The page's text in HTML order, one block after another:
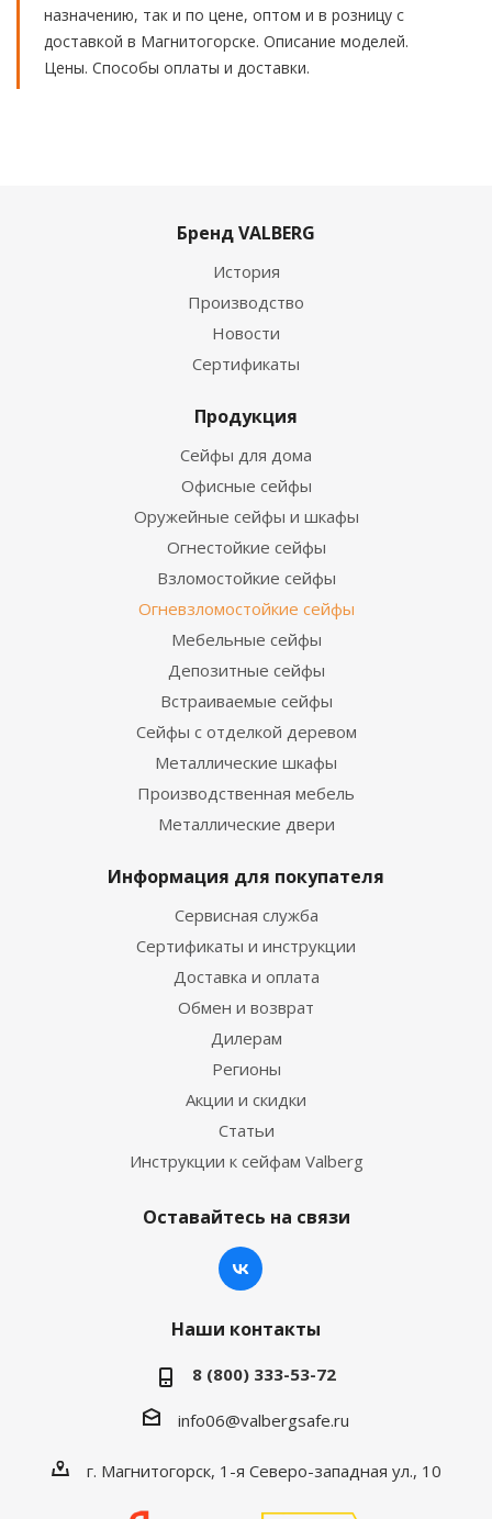
назначению, так и по цене, оптом и в розницу с
доставкой в Магнитогорске. Описание моделей.
Цены. Способы оплаты и доставки.
Бренд VALBERG
История
Производство
Новости
Сертификаты
Продукция
Сейфы для дома
Офисные сейфы
Оружейные сейфы и шкафы
Огнестойкие сейфы
Взломостойкие сейфы
Огневзломостойкие сейфы
Мебельные сейфы
Депозитные сейфы
Встраиваемые сейфы
Сейфы с отделкой деревом
Металлические шкафы
Производственная мебель
Металлические двери
Информация для покупателя
Сервисная служба
Сертификаты и инструкции
Доставка и оплата
Обмен и возврат
Дилерам
Регионы
Акции и скидки
Статьи
Инструкции к сейфам Valberg
Оставайтесь на связи
Наши контакты
8 (800) 333-53-72
info06@valbergsafe.ru
г. Магнитогорск, 1-я Северо-западная ул., 10